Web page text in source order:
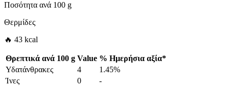
Ποσότητα ανά 100 g
Θερμίδες
🔥 43 kcal
Θρεπτικά ανά 100 g Value % Ημερήσια αξία*
Υδατάνθρακες
4
1.45%
Ίνες
0
-